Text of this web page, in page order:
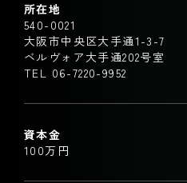
所在地
540-0021
大阪市中央区大手通1-3-7
ベルヴォア大手通202号室
TEL 06-7220-9952
資本金
100万円